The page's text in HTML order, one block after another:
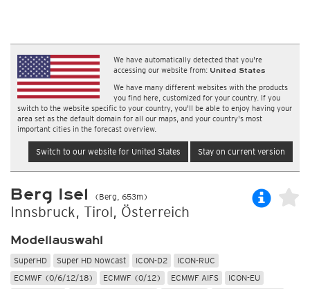
We have automatically detected that you're
accessing our website from: United States
We have many different websites with the products
you find here, customized for your country. If you
switch to the website specific to your country, you'll be able to enjoy having your
area set as the default domain for all our maps, and your country's most
important cities in the forecast overview.
Switch to our website for United States Stay on current version
Berg Isel (Berg, 653m)
Innsbruck, Tirol, Österreich
Modellauswahl
SuperHD Super HD Nowcast ICON-D2
ICON-RUC
ECMWF (0/6/12/18)
ECMWF (0/12) ECMWF AIFS
ICON-EU